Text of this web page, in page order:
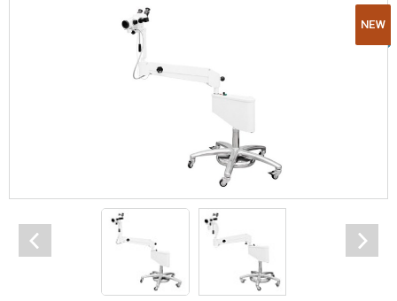
NEW